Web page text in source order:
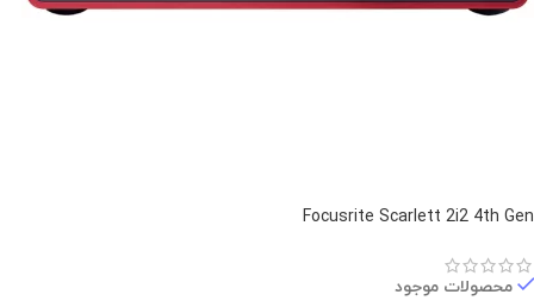
Focusrite Scarlett 2i2 4th Gen
محصولات موجود